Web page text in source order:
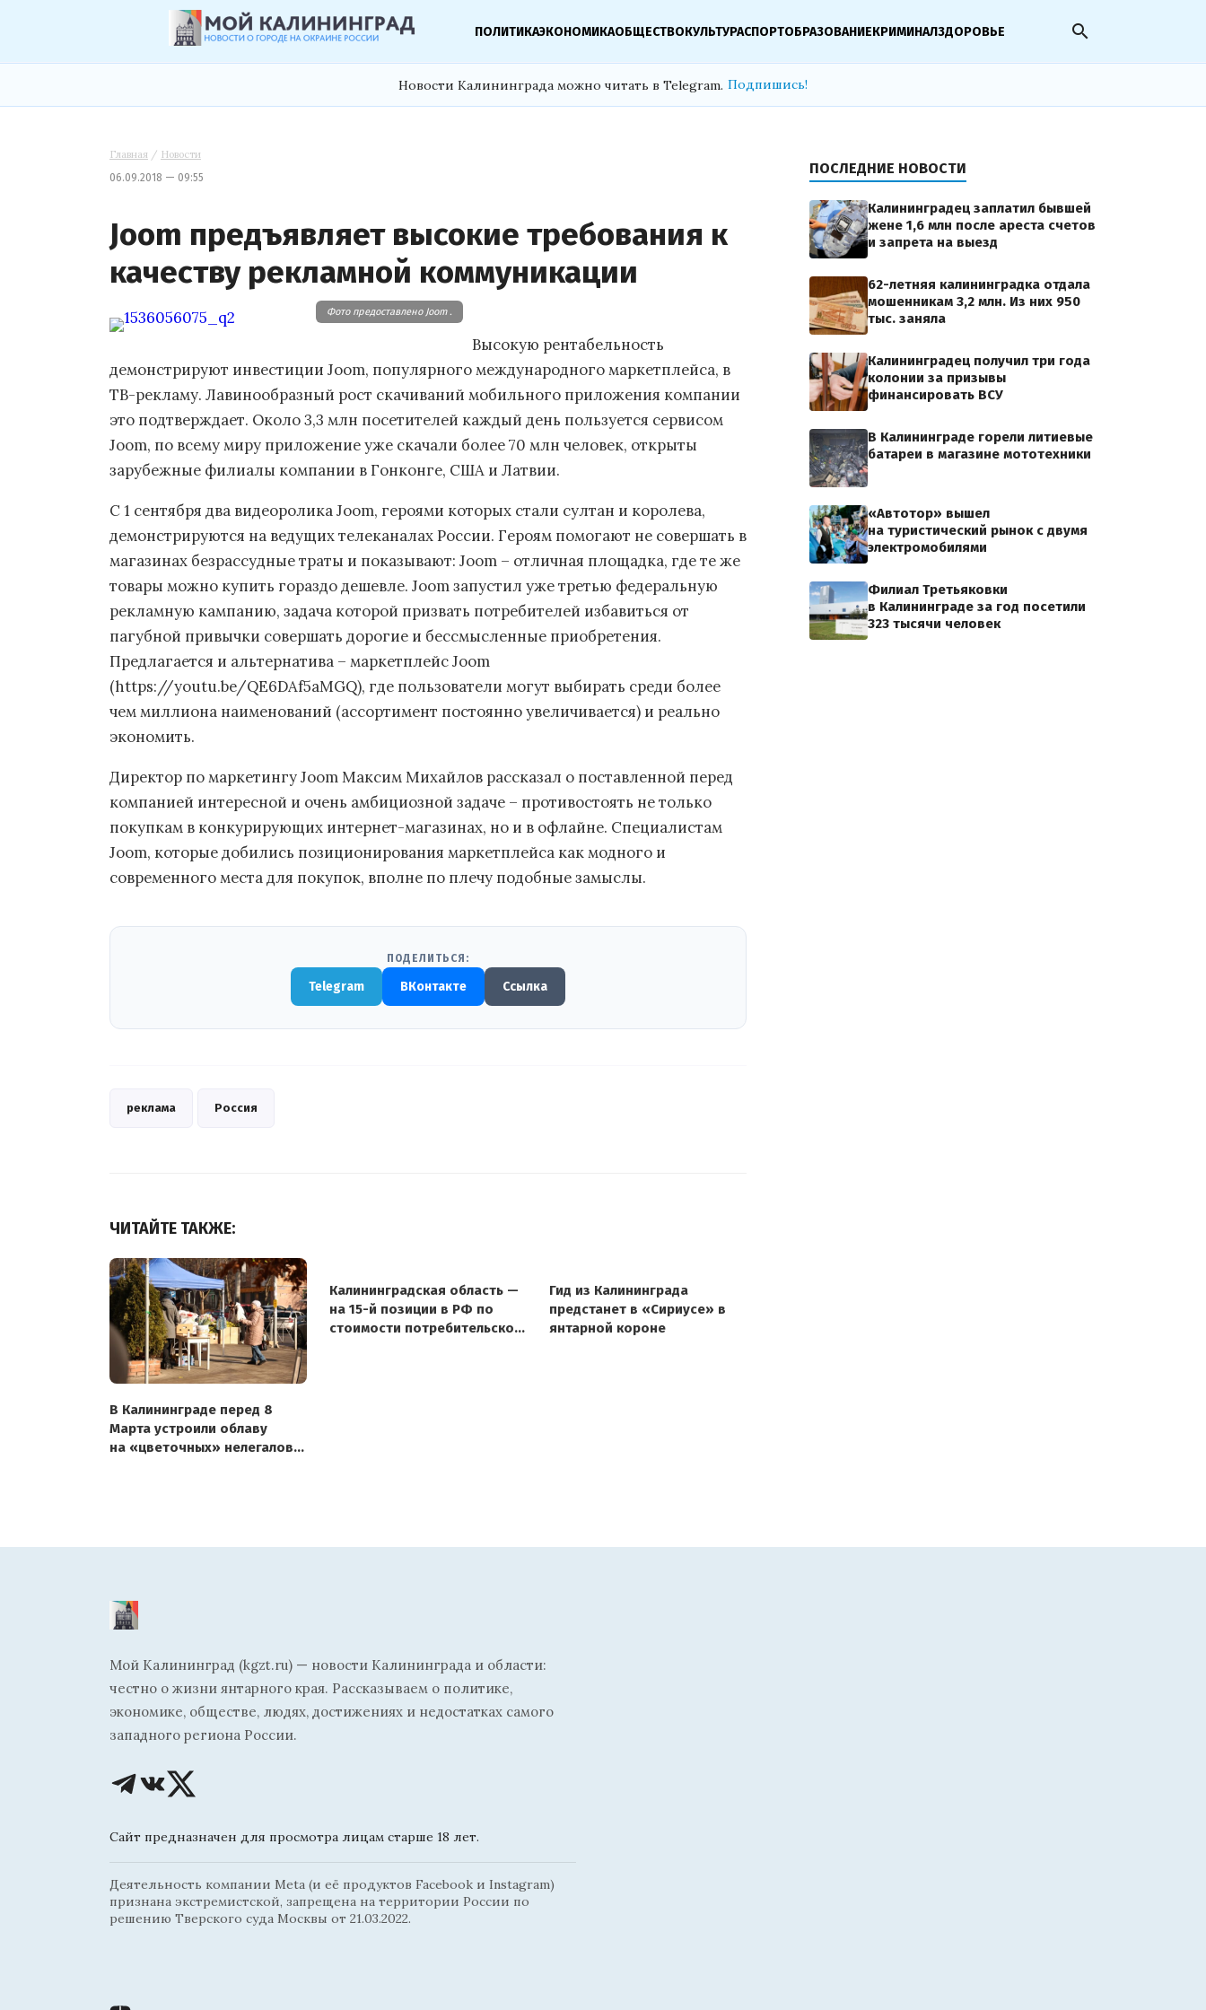
ПОЛИТИКАЭКОНОМИКАОБЩЕСТВОКУЛЬТУРАСПОРТОБРАЗОВАНИЕКРИМИНАЛЗДОРОВЬЕ search
Новости Калининграда можно читать в Telegram. Подпишись!
Главная / Новости
06.09.2018 — 09:55
Joom предъявляет высокие требования к
качеству рекламной коммуникации
Фото предоставлено Joom .
Высокую рентабельность
демонстрируют инвестиции Joom, популярного международного маркетплейса, в
ТВ-рекламу. Лавинообразный рост скачиваний мобильного приложения компании
это подтверждает. Около 3,3 млн посетителей каждый день пользуется сервисом
Joom, по всему миру приложение уже скачали более 70 млн человек, открыты
зарубежные филиалы компании в Гонконге, США и Латвии.
С 1 сентября два видеоролика Joom, героями которых стали султан и королева,
демонстрируются на ведущих телеканалах России. Героям помогают не совершать в
магазинах безрассудные траты и показывают: Joom – отличная площадка, где те же
товары можно купить гораздо дешевле. Joom запустил уже третью федеральную
рекламную кампанию, задача которой призвать потребителей избавиться от
пагубной привычки совершать дорогие и бессмысленные приобретения.
Предлагается и альтернатива – маркетплейс Joom
(https://youtu.be/QE6DAf5aMGQ), где пользователи могут выбирать среди более
чем миллиона наименований (ассортимент постоянно увеличивается) и реально
экономить.
Директор по маркетингу Joom Максим Михайлов рассказал о поставленной перед
компанией интересной и очень амбициозной задаче – противостоять не только
покупкам в конкурирующих интернет-магазинах, но и в офлайне. Специалистам
Joom, которые добились позиционирования маркетплейса как модного и
современного места для покупок, вполне по плечу подобные замыслы.
ПОДЕЛИТЬСЯ:
Telegram ВКонтакте Ссылка
реклама Россия
ЧИТАЙТЕ ТАКЖЕ:
В Калининграде перед 8
Марта устроили облаву
на «цветочных» нелегалов:
Калининградская область —
на 15-й позиции в РФ по
стоимости потребительской
Гид из Калининграда
предстанет в «Сириусе» в
янтарной короне
ПОСЛЕДНИЕ НОВОСТИ
Калининградец заплатил бывшей
жене 1,6 млн после ареста счетов
и запрета на выезд
62-летняя калининградка отдала
мошенникам 3,2 млн. Из них 950
тыс. заняла
Калининградец получил три года
колонии за призывы
финансировать ВСУ
В Калининграде горели литиевые
батареи в магазине мототехники
«Автотор» вышел
на туристический рынок с двумя
электромобилями
Филиал Третьяковки
в Калининграде за год посетили
323 тысячи человек
Мой Калининград (kgzt.ru) — новости Калининграда и области:
честно о жизни янтарного края. Рассказываем о политике,
экономике, обществе, людях, достижениях и недостатках самого
западного региона России.
Сайт предназначен для просмотра лицам старше 18 лет.
Деятельность компании Meta (и её продуктов Facebook и Instagram)
признана экстремистской, запрещена на территории России по
решению Тверского суда Москвы от 21.03.2022.